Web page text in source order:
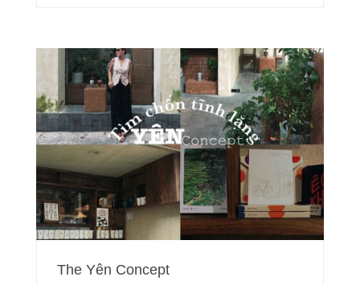
The Yên Concept